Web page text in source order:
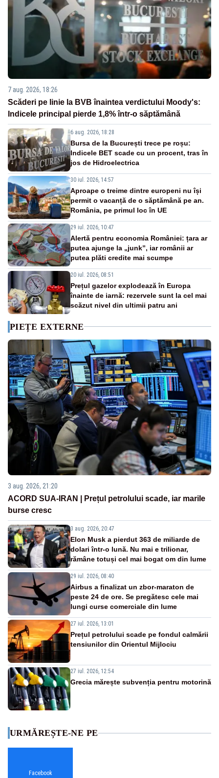
7 aug. 2026, 18:26
Scăderi pe linie la BVB înaintea verdictului Moody's:
Indicele principal pierde 1,8% într-o săptămână
6 aug. 2026, 18:28
Bursa de la București trece pe roșu:
Indicele BET scade cu un procent, tras în
jos de Hidroelectrica
30 iul. 2026, 14:57
Aproape o treime dintre europeni nu își
permit o vacanță de o săptămână pe an.
România, pe primul loc în UE
29 iul. 2026, 10:47
Alertă pentru economia României: țara ar
putea ajunge la „junk”, iar românii ar
putea plăti credite mai scumpe
20 iul. 2026, 08:51
Prețul gazelor explodează în Europa
înainte de iarnă: rezervele sunt la cel mai
scăzut nivel din ultimii patru ani
PIEȚE EXTERNE
3 aug. 2026, 21:20
ACORD SUA-IRAN | Prețul petrolului scade, iar marile
burse cresc
3 aug. 2026, 20:47
Elon Musk a pierdut 363 de miliarde de
dolari într-o lună. Nu mai e trilionar,
rămâne totuși cel mai bogat om din lume
29 iul. 2026, 08:40
Airbus a finalizat un zbor-maraton de
peste 24 de ore. Se pregătesc cele mai
lungi curse comerciale din lume
27 iul. 2026, 13:01
Prețul petrolului scade pe fondul calmării
tensiunilor din Orientul Mijlociu
27 iul. 2026, 12:54
Grecia mărește subvenția pentru motorină
URMĂREȘTE-NE PE
Facebook